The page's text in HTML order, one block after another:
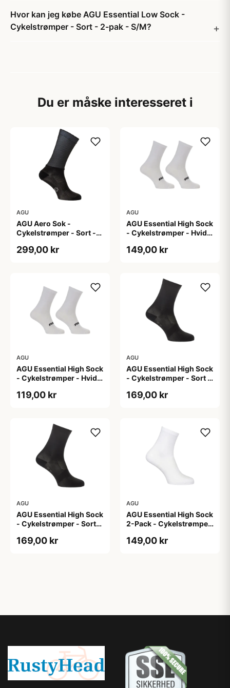
Hvor kan jeg købe AGU Essential Low Sock -
Cykelstrømper - Sort - 2-pak - S/M?
Du er måske interesseret i
AGU
AGU Aero Sok -
Cykelstrømper - Sort -
299,00 kr
AGU
AGU Essential High Sock
- Cykelstrømper - Hvid -
149,00 kr
AGU
AGU Essential High Sock
- Cykelstrømper - Hvid -
119,00 kr
AGU
AGU Essential High Sock
- Cykelstrømper - Sort -
169,00 kr
AGU
AGU Essential High Sock
- Cykelstrømper - Sort-
169,00 kr
AGU
AGU Essential High Sock
2-Pack - Cykelstrømper
149,00 kr